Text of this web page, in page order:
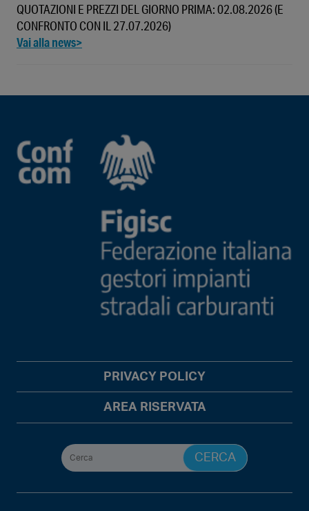
QUOTAZIONI E PREZZI DEL GIORNO PRIMA: 02.08.2026 (E
CONFRONTO CON IL 27.07.2026)
PRIVACY POLICY
AREA RISERVATA